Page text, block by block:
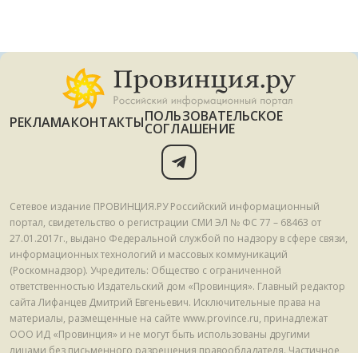
РЕКЛАМАКОНТАКТЫПОЛЬЗОВАТЕЛЬСКОЕ
СОГЛАШЕНИЕ
Сетевое издание ПРОВИНЦИЯ.РУ Российский информационный
портал, свидетельство о регистрации СМИ ЭЛ № ФС 77 – 68463 от
27.01.2017г., выдано Федеральной службой по надзору в сфере связи,
информационных технологий и массовых коммуникаций
(Роскомнадзор). Учредитель: Общество с ограниченной
ответственностью Издательский дом «Провинция». Главный редактор
сайта Лифанцев Дмитрий Евгеньевич. Исключительные права на
материалы, размещенные на сайте www.province.ru, принадлежат
ООО ИД «Провинция» и не могут быть использованы другими
лицами без письменного разрешения правообладателя. Частичное